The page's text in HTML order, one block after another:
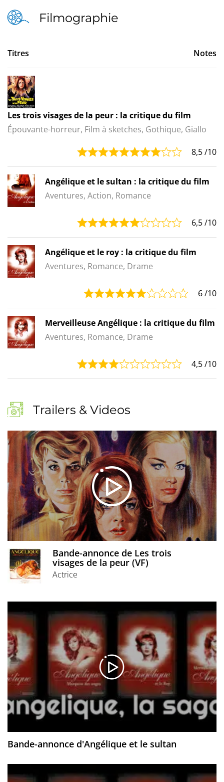
Filmographie
Titres Notes
Les trois visages de la peur : la critique du film
Épouvante-horreur, Film à sketches, Gothique, Giallo
8,5/10
Angélique et le sultan : la critique du film
Aventures, Action, Romance
6,5/10
Angélique et le roy : la critique du film
Aventures, Romance, Drame
6/10
Merveilleuse Angélique : la critique du film
Aventures, Romance, Drame
4,5/10
Trailers & Videos
Bande-annonce de Les trois
visages de la peur (VF)
Actrice
Bande-annonce d'Angélique et le sultan